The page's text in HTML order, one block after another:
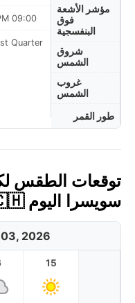
مؤشر الأشعة
فوق
البنفسجية
شروق
الشمس
غروب
الشمس
طور القمر
09:00 PM
Quarter
توقعات الطقس
سويسرا اليوم 🇨🇭
2026
15